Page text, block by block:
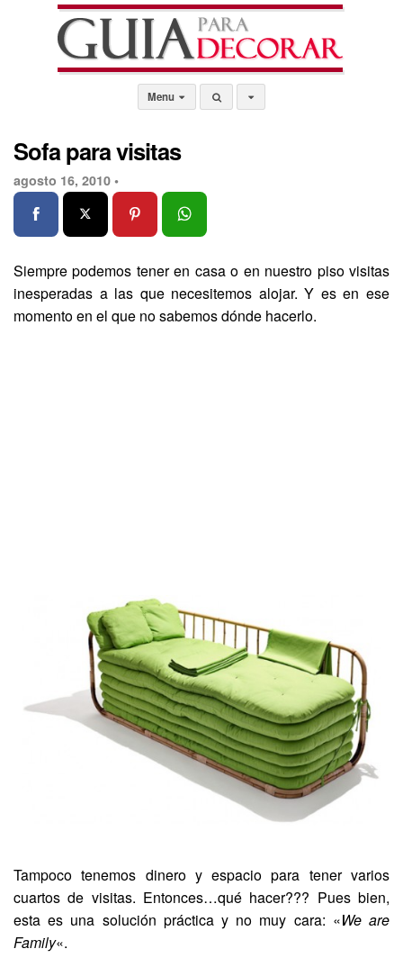
Menu
Sofa para visitas
agosto 16, 2010 •
Siempre podemos tener en casa o en nuestro piso visitas
inesperadas a las que necesitemos alojar. Y es en ese
momento en el que no sabemos dónde hacerlo.
Tampoco tenemos dinero y espacio para tener varios
cuartos de visitas. Entonces…qué hacer??? Pues bien,
esta es una solución práctica y no muy cara: «We are
Family«.